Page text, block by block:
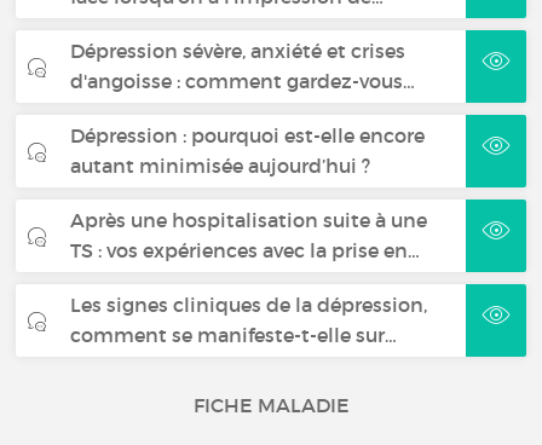
Dépression sévère, anxiété et crises
d'angoisse : comment gardez-vous…
Dépression : pourquoi est-elle encore
autant minimisée aujourd’hui ?
Après une hospitalisation suite à une
TS : vos expériences avec la prise en…
Les signes cliniques de la dépression,
comment se manifeste-t-elle sur…
FICHE MALADIE